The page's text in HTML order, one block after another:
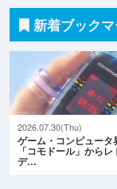
新着ブック
2026.07.30(Thu)
ゲーム・コンピュータ
「コモドール」から
デ…